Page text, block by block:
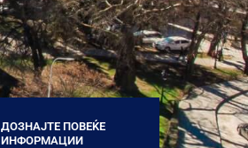
ДОЗНАЈТЕ ПОВЕЌЕ
ИНФОРМАЦИИ